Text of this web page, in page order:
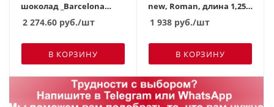
шоколад _Barcelona
new, Roman, длина 1,25
м
2 274.60 руб./шт
В КОРЗИНУ
new, Roman, длина 1,25
м
1 938 руб./шт
В КОРЗИНУ